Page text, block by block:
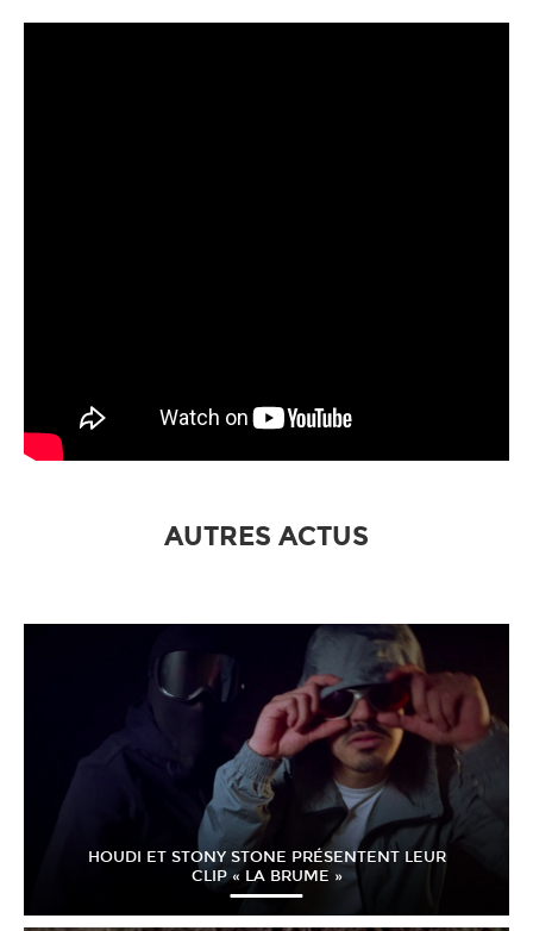
AUTRES ACTUS
HOUDI ET STONY STONE PRÉSENTENT LEUR
CLIP « LA BRUME »